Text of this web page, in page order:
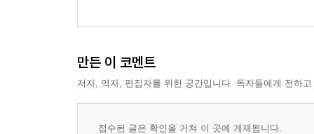
만든 이 코멘트
저자, 역자, 편집자를 위한 공간입니다. 독자들에게 전하
접수된 글은 확인을 거쳐 이 곳에 게재됩니다.